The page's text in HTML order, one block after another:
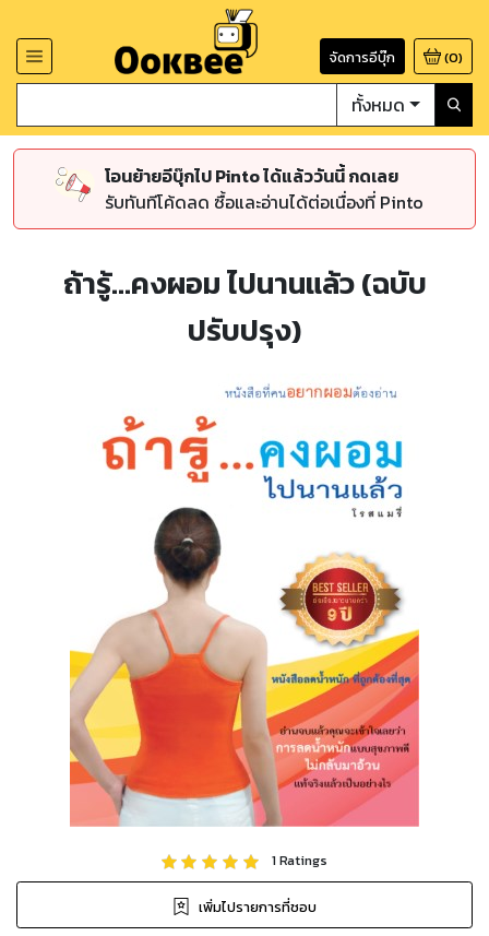
จัดการอีบุ๊ก (0)
ทั้งหมด
โอนย้ายอีบุ๊กไป Pinto ได้แล้ววันนี้ กดเลย
รับทันทีโค้ดลด ซื้อและอ่านได้ต่อเนื่องที่ Pinto
ถ้ารู้...คงผอม ไปนานแล้ว (ฉบับ
ปรับปรุง)
1Ratings
เพิ่มไปรายการที่ชอบ